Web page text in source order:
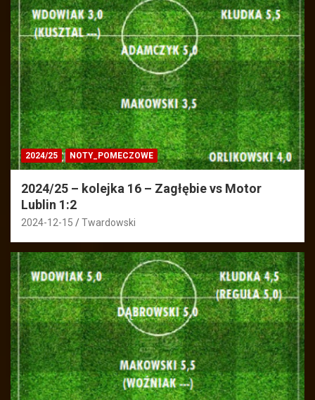
2024/25 NOTY_POMECZOWE
2024/25 – kolejka 16 – Zagłębie vs Motor
Lublin 1:2
2024-12-15 Twardowski